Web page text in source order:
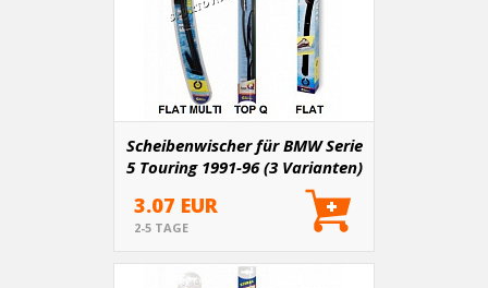
Scheibenwischer für BMW Serie
5 Touring 1991-96 (3 Varianten)
3.07 EUR
2-5 TAGE